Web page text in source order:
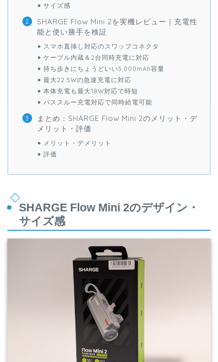
サイズ感
SHARGE Flow Mini 2を実機レビュー｜充電性
能と使い勝手を検証
スマホ直挿し対応のスワップコネクタ
ケーブル内蔵＆2台同時充電に対応
持ち歩きにちょうどいい5,000mAh容量
最大22.5Wの急速充電に対応
本体充電も最大18W対応で時短
パススルー充電対応で同時給電可能
まとめ：SHARGE Flow Mini 2のメリット・デ
メリット・評価
メリット・デメリット
評価
SHARGE Flow Mini 2のデザイン・
サイズ感